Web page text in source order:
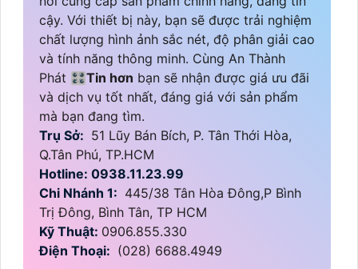
cậy. Với thiết bị này, bạn sẽ được trải nghiệm
chất lượng hình ảnh sắc nét, độ phân giải cao
và tính năng thông minh. Cùng An Thành
Phát 🎛Tin hơn bạn sẽ nhận được giá ưu đãi
và dịch vụ tốt nhất, đáng giá với sản phẩm
mà bạn đang tìm.
Trụ Sở: 51 Lũy Bán Bích, P. Tân Thới Hòa,
Q.Tân Phú, TP.HCM
Hotline: 0938.11.23.99
Chi Nhánh 1: 445/38 Tân Hòa Đông,P Bình
Trị Đông, Bình Tân, TP HCM
Kỹ Thuật: 0906.855.330
Điện Thoại: (028) 6688.4949